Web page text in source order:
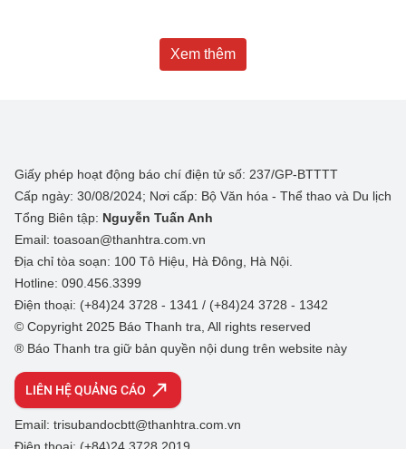
Xem thêm
Giấy phép hoạt động báo chí điện tử số: 237/GP-BTTTT
Cấp ngày: 30/08/2024; Nơi cấp: Bộ Văn hóa - Thể thao và Du lịch
Tổng Biên tập: Nguyễn Tuấn Anh
Email: toasoan@thanhtra.com.vn
Địa chỉ tòa soạn: 100 Tô Hiệu, Hà Đông, Hà Nội.
Hotline: 090.456.3399
Điện thoại: (+84)24 3728 - 1341 / (+84)24 3728 - 1342
© Copyright 2025 Báo Thanh tra, All rights reserved
® Báo Thanh tra giữ bản quyền nội dung trên website này
LIÊN HỆ QUẢNG CÁO
Email: trisubandocbtt@thanhtra.com.vn
Điện thoại: (+84)24 3728 2019